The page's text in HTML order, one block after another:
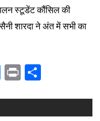
स्टूडेंट कौंसिल की
सैनी शारदा ने अंत में सभी का
Messenger
Print